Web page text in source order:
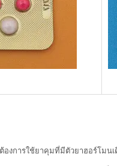
ใช้ยาคุมที่มีตัวยาฮอร์โมนเดี